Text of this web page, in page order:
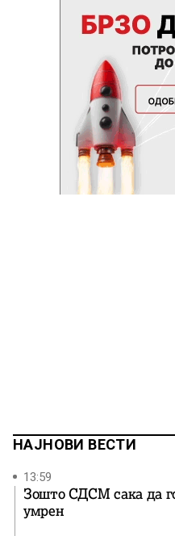
НАЈНОВИ ВЕСТИ
13:59
Зошто СДСМ сака да
умрен